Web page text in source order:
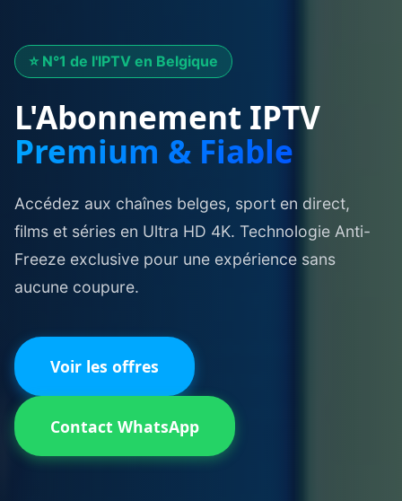
⭐ N°1 de l'IPTV en Belgique
L'Abonnement IPTV
Premium & Fiable
Accédez aux chaînes belges, sport en direct,
films et séries en Ultra HD 4K. Technologie Anti-
Freeze exclusive pour une expérience sans
aucune coupure.
Voir les offres
Contact WhatsApp